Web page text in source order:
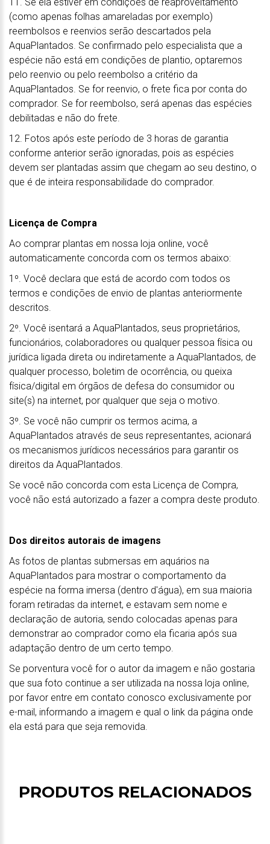
(como apenas folhas amareladas por exemplo)
reembolsos e reenvios serão descartados pela
AquaPlantados. Se confirmado pelo especialista que a
espécie não está em condições de plantio, optaremos
pelo reenvio ou pelo reembolso a critério da
AquaPlantados. Se for reenvio, o frete fica por conta do
comprador. Se for reembolso, será apenas das espécies
debilitadas e não do frete.
12. Fotos após este período de 3 horas de garantia
conforme anterior serão ignoradas, pois as espécies
devem ser plantadas assim que chegam ao seu destino, o
que é de inteira responsabilidade do comprador.
Licença de Compra
Ao comprar plantas em nossa loja online, você
automaticamente concorda com os termos abaixo:
1º. Você declara que está de acordo com todos os
termos e condições de envio de plantas anteriormente
descritos.
2º. Você isentará a AquaPlantados, seus proprietários,
funcionários, colaboradores ou qualquer pessoa física ou
jurídica ligada direta ou indiretamente a AquaPlantados, de
qualquer processo, boletim de ocorrência, ou queixa
física/digital em órgãos de defesa do consumidor ou
site(s) na internet, por qualquer que seja o motivo.
3º. Se você não cumprir os termos acima, a
AquaPlantados através de seus representantes, acionará
os mecanismos jurídicos necessários para garantir os
direitos da AquaPlantados.
Se você não concorda com esta Licença de Compra,
você não está autorizado a fazer a compra deste produto.
Dos direitos autorais de imagens
As fotos de plantas submersas em aquários na
AquaPlantados para mostrar o comportamento da
espécie na forma imersa (dentro d'água), em sua maioria
foram retiradas da internet, e estavam sem nome e
declaração de autoria, sendo colocadas apenas para
demonstrar ao comprador como ela ficaria após sua
adaptação dentro de um certo tempo.
Se porventura você for o autor da imagem e não gostaria
que sua foto continue a ser utilizada na nossa loja online,
por favor entre em contato conosco exclusivamente por
e-mail, informando a imagem e qual o link da página onde
ela está para que seja removida.
PRODUTOS RELACIONADOS